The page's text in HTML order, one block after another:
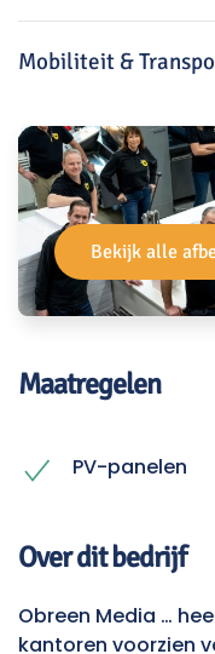
Mobiliteit &
Bekijk alle
Maatregelen
PV-panelen
Over dit bedrijf
Obreen Media …
kantoren voorzien